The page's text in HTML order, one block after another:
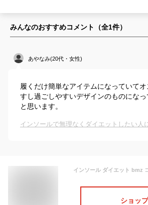
みんなのおすすめコメント（全1件）
あやなみ(20代・女性)
履くだけ簡単なアイテムになっていて
すし過ごしやすいデザインのものにな
と思います。
ショッ